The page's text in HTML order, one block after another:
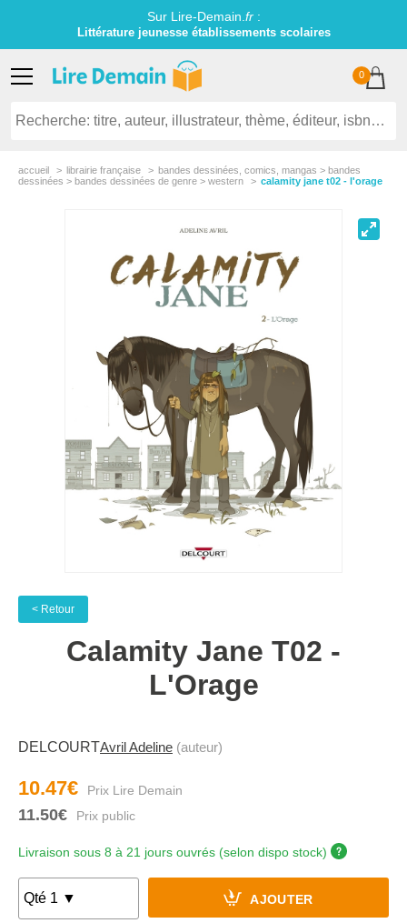
Sur Lire-Demain. fr:
Littérature jeunesse établissements scolaires
0
accueil librairie française
bandes dessinées, comics, mangas > bandes
dessinées > bandes dessinées de genre > western
calamity jane t02 - l'orage
< Retour
Calamity Jane T02 -
L'Orage
DELCOURTAvril Adeline (auteur)
10.47€
11.50€
Livraison sous 8 à 21 jours ouvrés (selon dispo stock)
AJOUTER